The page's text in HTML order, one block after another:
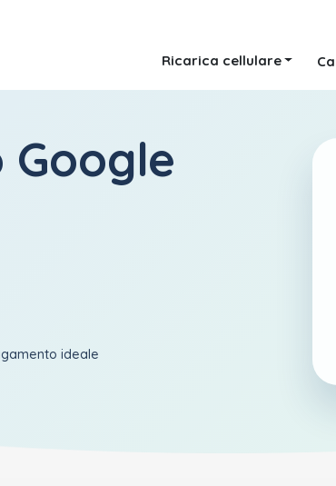
Ricarica cellulare
ideale